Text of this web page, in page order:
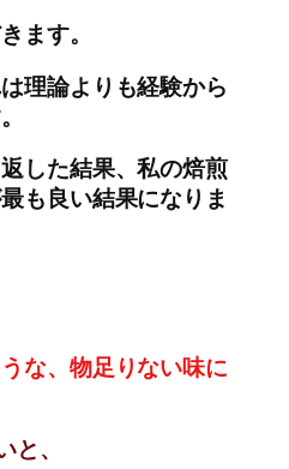
ます。
理論よりも経験から
した結果、私の焙煎
も良い結果になりま
な、物足りない味に
、